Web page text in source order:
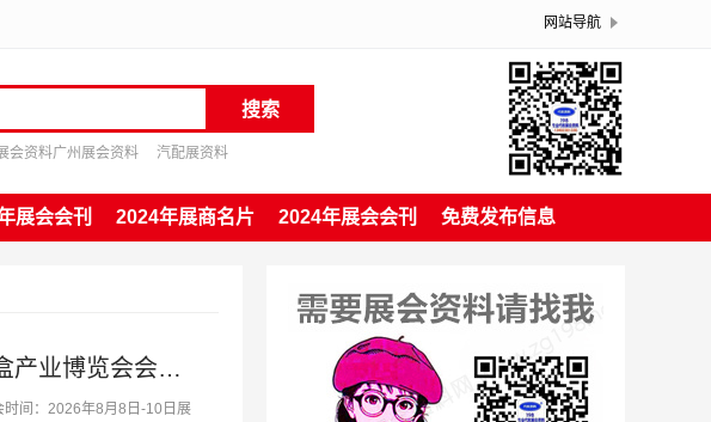
网站导航
搜索
会资料广州展会资料 汽配展资料
展会会刊 2024年展商名片 2024年展会会刊 免费发布信息
2026东南印包展_第4届CXPE厦门印刷包装瓦楞彩盒产业博览会会刊-参展商名录
间：2026年8月8日-10日展